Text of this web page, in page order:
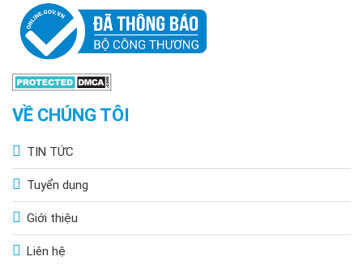
VỀ CHÚNG TÔI
TIN TỨC
Tuyển dụng
Giới thiệu
Liên hệ